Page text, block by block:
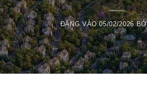
ĐĂNG VÀO05/02/2026